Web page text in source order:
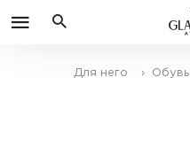
Для него › Обувь